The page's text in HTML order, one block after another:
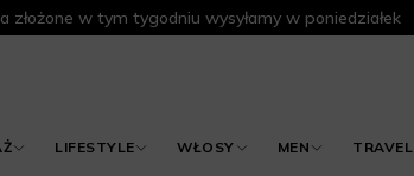
w tym tygodniu wysyłamy w poniedziałek
LIFESTYLE WŁOSY MEN TRAVEL